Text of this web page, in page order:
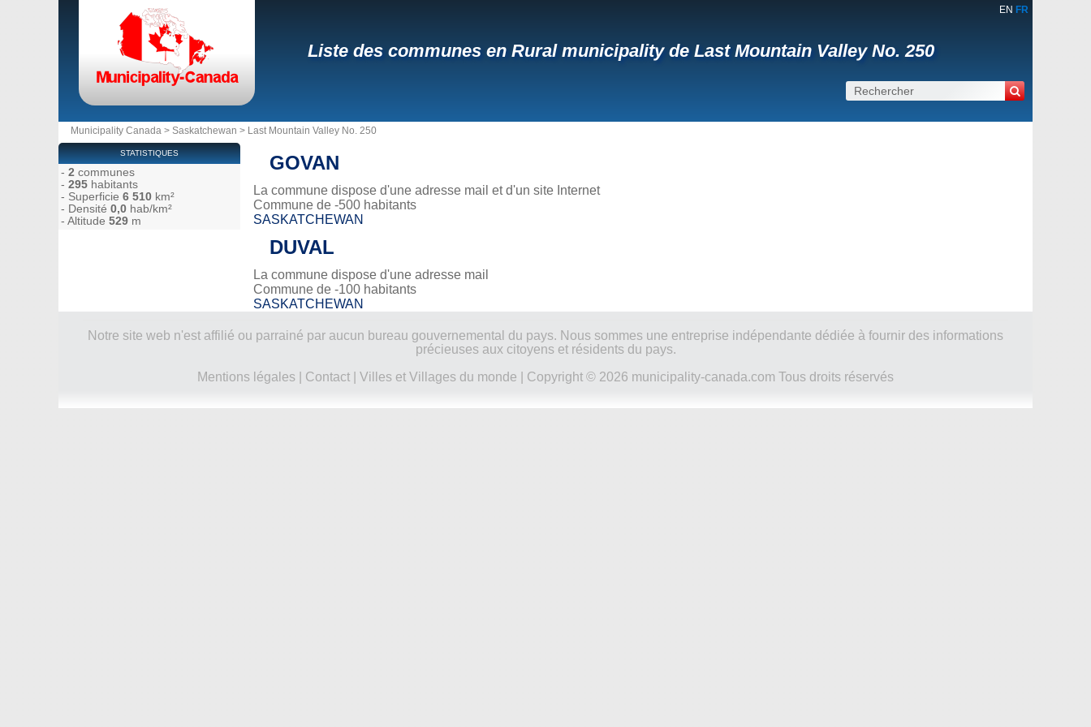
EN FR
Liste des communes en Rural municipality de Last Mountain Valley No. 250
Municipality Canada > Saskatchewan > Last Mountain Valley No. 250
GOVAN
La commune dispose d'une adresse mail et d'un site Internet
Commune de -500 habitants
SASKATCHEWAN
DUVAL
La commune dispose d'une adresse mail
Commune de -100 habitants
SASKATCHEWAN
STATISTIQUES
- 2 communes
- 295 habitants
- Superficie 6 510 km²
- Densité 0,0 hab/km²
- Altitude 529 m
Notre site web n'est affilié ou parrainé par aucun bureau gouvernemental du pays. Nous sommes une entreprise indépendante dédiée à fournir des informations
précieuses aux citoyens et résidents du pays.
Mentions légales
Contact Villes et Villages du monde | Copyright © 2026 municipality-canada.com Tous droits réservés